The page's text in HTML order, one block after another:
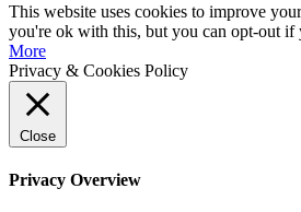
This website uses cookies to improve
you're ok with this, but you can opt-out if
More
Privacy & Cookies Policy
Close
Privacy Overview